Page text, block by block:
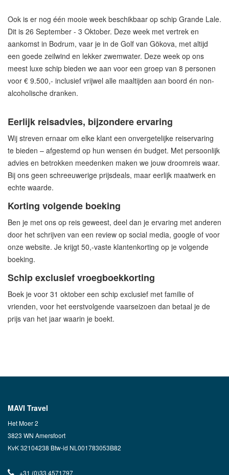
Ook is er nog één mooie week beschikbaar op schip Grande Lale.
Dit is 26 September - 3 Oktober. Deze week met vertrek en
aankomst in Bodrum, vaar je in de Golf van Gökova, met altijd
een goede zeilwind en lekker zwemwater. Deze week op ons
meest luxe schip bieden we aan voor een groep van 8 personen
voor € 9.500,- inclusief vrijwel alle maaltijden aan boord én non-
alcoholische dranken.
Eerlijk reisadvies, bijzondere ervaring
Wij streven ernaar om elke klant een onvergetelijke reiservaring
te bieden – afgestemd op hun wensen én budget. Met persoonlijk
advies en betrokken meedenken maken we jouw droomreis waar.
Bij ons geen schreeuwerige prijsdeals, maar eerlijk maatwerk en
echte waarde.
Korting volgende boeking
Ben je met ons op reis geweest, deel dan je ervaring met anderen
door het schrijven van een review op social media, google of voor
onze website. Je krijgt 50,-vaste klantenkorting op je volgende
boeking.
Schip exclusief vroegboekkorting
Boek je voor 31 oktober een schip exclusief met familie of
vrienden, voor het eerstvolgende vaarseizoen dan betaal je de
prijs van het jaar waarin je boekt.
MAVI Travel
Het Moer 2
3823 WN Amersfoort
KvK 32104238 Btw-id NL001783053B82
+31 (0)33 4571797